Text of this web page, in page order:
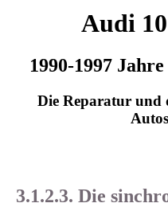
Audi
1990-1997
Die Reparatur und
Autos
3.1.2.3. Die